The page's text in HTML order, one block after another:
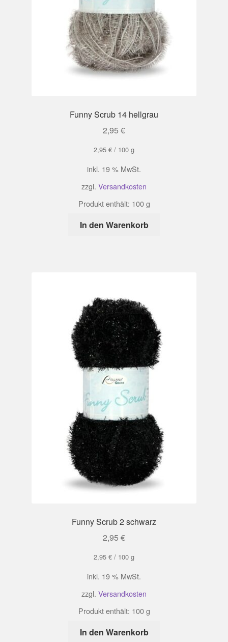
Funny Scrub 14 hellgrau
2,95 €
2,95 € / 100 g
inkl. 19 % MwSt.
zzgl. Versandkosten
Produkt enthält: 100g
In den Warenkorb
Funny Scrub 2 schwarz
2,95 €
2,95 € / 100 g
inkl. 19 % MwSt.
zzgl. Versandkosten
Produkt enthält: 100g
In den Warenkorb